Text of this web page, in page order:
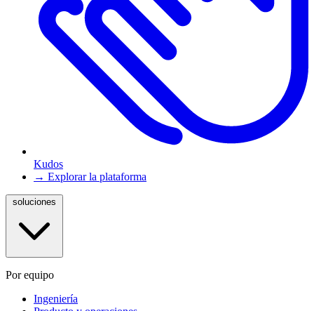
Kudos
→ Explorar la plataforma
Por equipo
Ingeniería